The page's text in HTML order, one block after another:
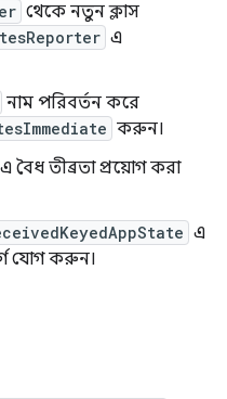
থেকে নতুন ক্লাস
এ
নাম পরিবর্তন করে
করুন।
এ বৈধ তীব্রতা প্রয়োগ করা
এ
যোগ করুন।